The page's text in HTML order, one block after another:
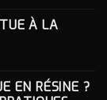
À LA
EN RÉSINE ?